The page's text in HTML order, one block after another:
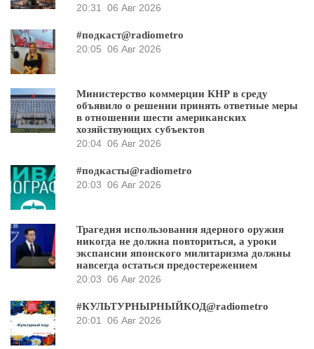
20:31
06 Авг 2026
#подкаст@radiometro
20:05 06 Авг 2026
Министерство коммерции КНР в среду
объявило о решении принять ответные меры
в отношении шести американских
хозяйствующих субъектов
20:04 06 Авг 2026
#подкасты@radiometro
20:03 06 Авг 2026
Трагедия использования ядерного оружия
никогда не должна повториться, а уроки
экспансии японского милитаризма должны
навсегда остаться предостережением
20:03 06 Авг 2026
#КУЛЬТУРНЫРНЫЙКОД@radiometro
20:01
06 Авг 2026